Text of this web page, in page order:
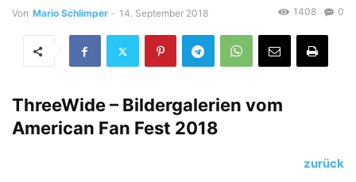
Von Mario Schlimper - 14. September 2018 0
1408
ThreeWide – Bildergalerien vom
American Fan Fest 2018
zurück